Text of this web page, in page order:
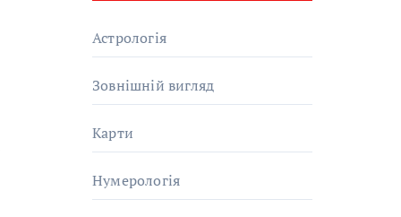
Астрологія
Зовнішній вигляд
Карти
Нумерологія